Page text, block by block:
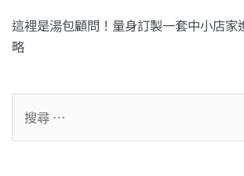
這裡是湯包顧問！量身訂製一套中小店家
略